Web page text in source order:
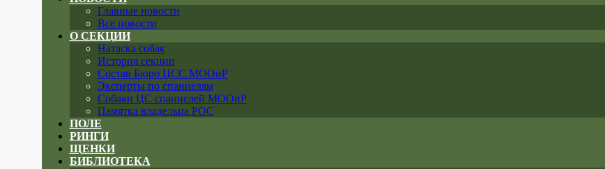
Главные новости
Все новости
О СЕКЦИИ
Натаска собак
История секции
Состав Бюро ЦСС МООиР
Эксперты по спаниелям
Собаки ЦС спаниелей МООиР
Памятка владельца РОС
ПОЛЕ
РИНГИ
ЩЕНКИ
БИБЛИОТЕКА